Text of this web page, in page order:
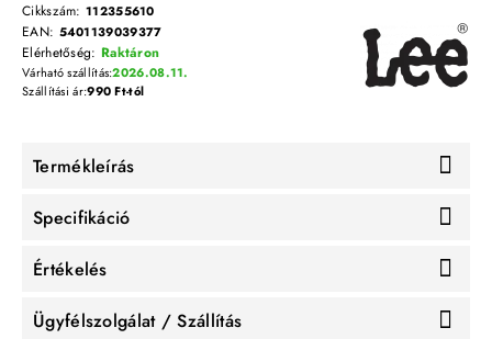
Cikkszám: 112355610
EAN: 5401139039377
Elérhetőség: Raktáron
Várható szállítás:2026.08.11.
Szállítási ár:990 Ft-tól
Termékleírás
Specifikáció
Értékelés
Ügyfélszolgálat / Szállítás